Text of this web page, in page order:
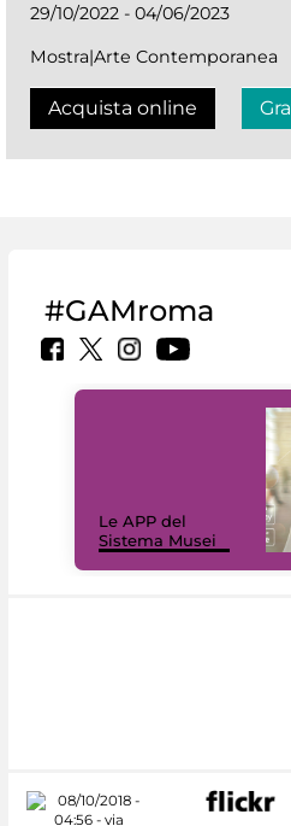
29/10/2022 - 04/06/2023
Mostra|Arte Contemporanea
Acquista online
#GAMroma
Le APP del
Sistema Musei